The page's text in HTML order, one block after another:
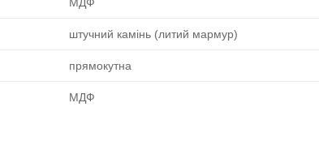
МДФ
штучний камінь (литий мармур)
прямокутна
МДФ